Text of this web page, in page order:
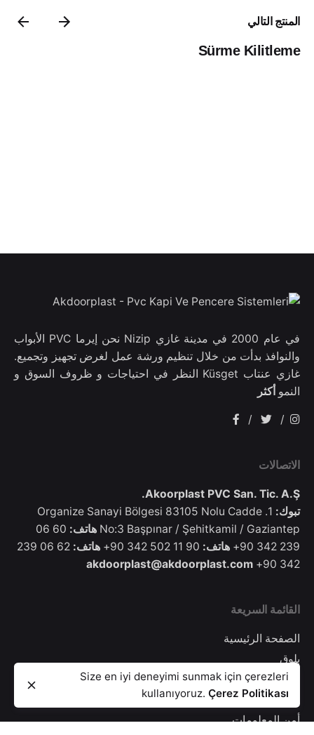
إغلاق منزلق
أنظمة الأبواب والنوافذ PVC
سلسلة
Surmeline
المنتج التالي
Sürme Kilitleme
في عام 2000 في مدينة غازي Nizip نحن إيرما PVC الأبواب
والنوافذ بدأت من خلال تنظيم ورشة عمل لغرض تجهيز وتجميع.
غازي عنتاب Küsget النظر في احتياجات و ظروف السوق و
النمو أكثر
/
/
الاتصالات
Akoorplast PVC San. Tic. A.Ş.
تبوك:
1. Organize Sanayi Bölgesi 83105 Nolu Cadde
No:3 Başpınar / Şehitkamil / Gaziantep هاتف:
60 06
239 342 90+
هاتف: هاتف:
62 06 239
342 90+
akdoorplast@akdoorplast.com
القائمة السريعة
الصفحة الرئيسية
بلوق
سياسة الكوكيز
نص الإضاءة
أمن المعلومات
Size en iyi deneyimi sunmak için çerezleri
kullanıyoruz. Çerez Politikası